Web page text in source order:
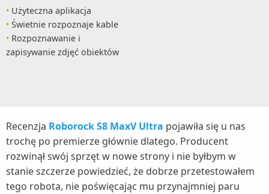
Użyteczna aplikacja
Świetnie rozpoznaje kable
Rozpoznawanie i
zapisywanie zdjęć obiektów
Recenzja Roborock S8 MaxV Ultra pojawiła się u nas
trochę po premierze głównie dlatego. Producent
rozwinął swój sprzęt w nowe strony i nie byłbym w
stanie szczerze powiedzieć, że dobrze przetestowałem
tego robota, nie poświęcając mu przynajmniej paru